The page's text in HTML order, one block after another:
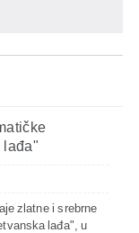
lađa"
zlatne i srebrne
lađa", u